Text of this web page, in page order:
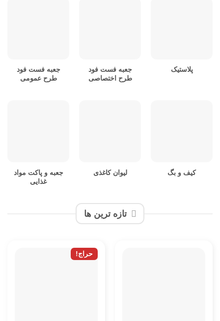
پلاستیک
جعبه فست فود
طرح اختصاصی
جعبه فست فود
طرح عمومی
کیف و بگ لیوان کاغذی
جعبه و پاکت مواد
غذایی
تازه ترین ها
حراج!